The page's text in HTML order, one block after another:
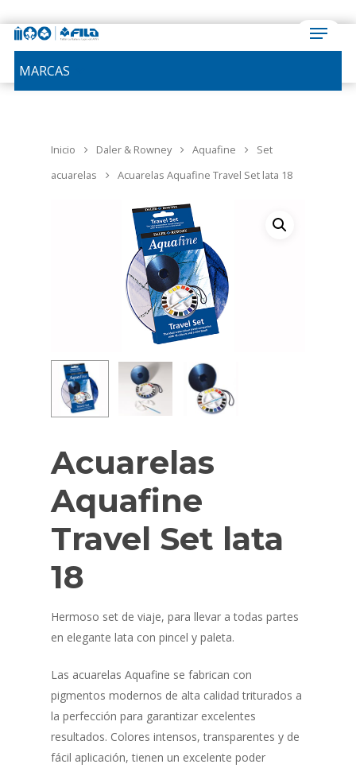
MARCAS
Inicio Daler & Rowney Aquafine
Set
acuarelas
Acuarelas Aquafine Travel Set lata 18
Acuarelas
Aquafine
Travel Set lata
18
Hermoso set de viaje, para llevar a todas partes
en elegante lata con pincel y paleta.
Las acuarelas Aquafine se fabrican con
pigmentos modernos de alta calidad triturados a
la perfección para garantizar excelentes
resultados. Colores intensos, transparentes y de
fácil aplicación, tienen un excelente poder